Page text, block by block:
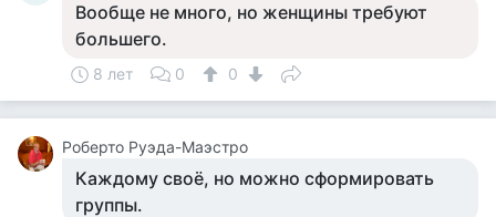
Вообще не много, но женщины требуют
большего.
8 лет 0 0
Роберто Руэда-Маэстро
Каждому своё, но можно сформировать
группы.